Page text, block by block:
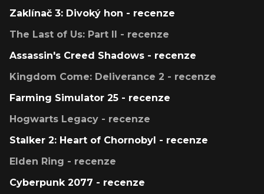
Zaklínač 3: Divoký hon - recenze
The Last of Us: Part II - recenze
Assassin's Creed Shadows - recenze
Kingdom Come: Deliverance 2 - recenze
Farming Simulator 25 - recenze
Hogwarts Legacy - recenze
Stalker 2: Heart of Chornobyl - recenze
Elden Ring - recenze
Cyberpunk 2077 - recenze